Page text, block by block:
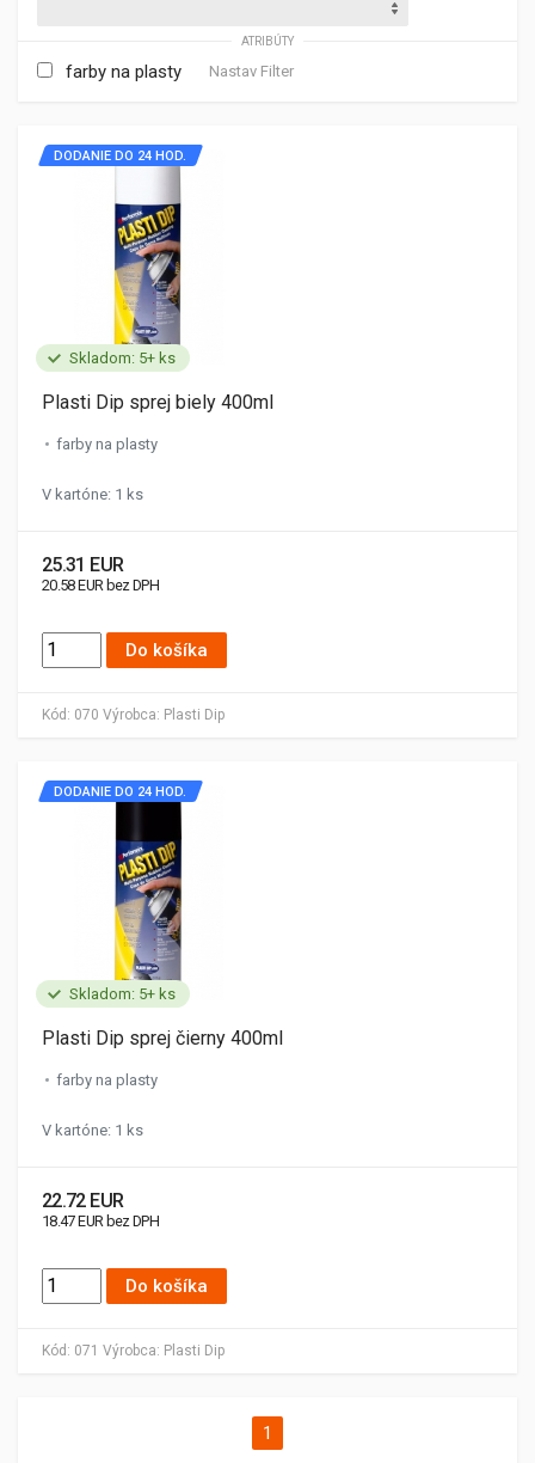
ATRIBÚTY
farby na plasty Nastav Filter
Skladom: 5+ ks
Kód: 070 Výrobca: Plasti Dip
DODANIE DO 24 HOD.
Plasti Dip sprej biely 400ml
farby na plasty
V kartóne: 1 ks
25.31 EUR
20.58 EUR bez DPH
Do košíka
Skladom: 5+ ks
Kód: 071 Výrobca: Plasti Dip
DODANIE DO 24 HOD.
Plasti Dip sprej čierny 400ml
farby na plasty
V kartóne: 1 ks
22.72 EUR
18.47 EUR bez DPH
Do košíka
1